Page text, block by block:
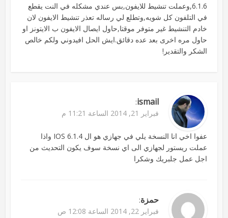
6.1.6,وعملت تنشيط للايفون,بس عندي مشكله في النت يقطع
في التلفون كل شويه,وتطلع لي رساله تعذر تنشيط الايفون لان
خادم التنشيط غير متوفر موقتا,حاول ايصال الايفون ب الايتونز او
حاول مره اخرى بعد عده دقائق.ايش الحل افيدوني ولكم خالص
الشكر والتقدير!
ismail
:
فبراير 21, 2014 الساعة 11:21 م
عفوا اخي انا النسخة يلي في جهازي هو ال IOS 6.1.4 واذا
عملت ريستور لجهازي الى اي نسخة سوف يكون التحديث من
اجل عمل جلبريك وشكرا
حمزة:
فبراير 22, 2014 الساعة 12:08 ص